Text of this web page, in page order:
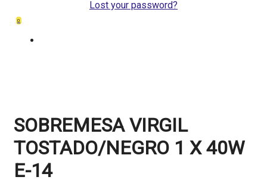
Lost your password?
0
SOBREMESA VIRGIL
TOSTADO/NEGRO 1 X 40W
E-14